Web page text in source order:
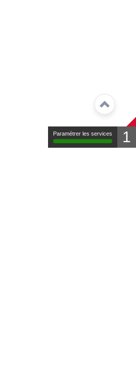
Paramétrer les services 1